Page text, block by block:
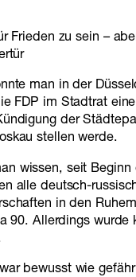
Frieden zu sein –
man in der
FDP im Stadtrat
der
stellen werde.
wissen, seit Beginn
alle deutsch-
in den
90. Allerdings wurde
bewusst wie